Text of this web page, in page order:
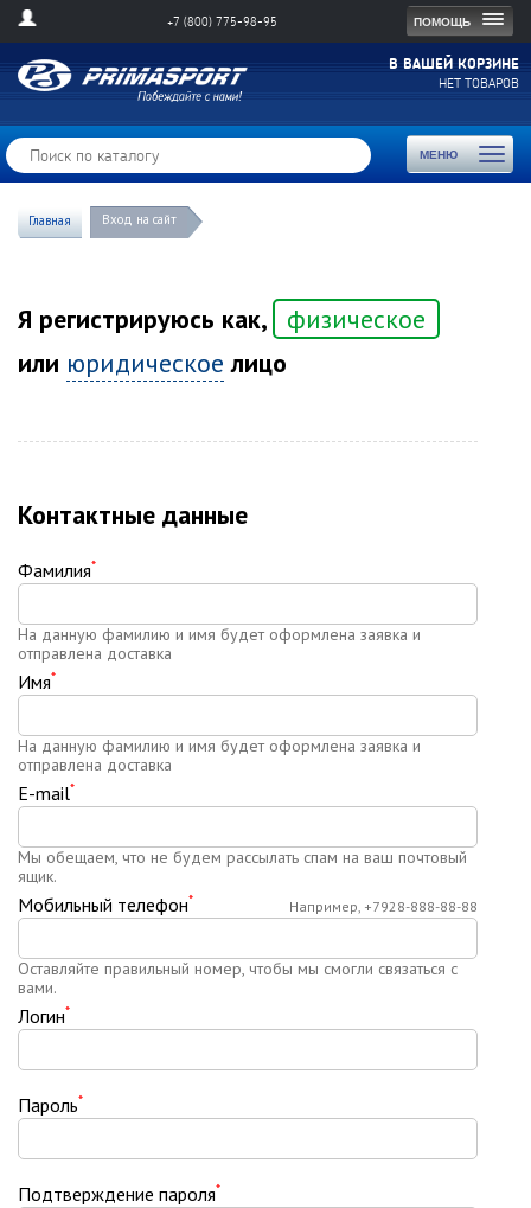
ПОМОЩЬ
+7 (800) 775-98-95
В ВАШЕЙ КОРЗИНЕ
НЕТ ТОВАРОВ
МЕНЮ
Toggle
Главная Вход на сайт
Я регистрируюсь как,
физическое
или юридическое лицо
Контактные данные
Фамилия*
На данную фамилию и имя будет оформлена заявка и
отправлена доставка
Имя*
На данную фамилию и имя будет оформлена заявка и
отправлена доставка
E-mail*
Мы обещаем, что не будем рассылать спам на ваш почтовый
ящик.
Мобильный телефон*
Оставляйте правильный номер, чтобы мы смогли связаться с
вами.
Например, +7928-888-88-88
Логин*
Пароль*
Подтверждение пароля*